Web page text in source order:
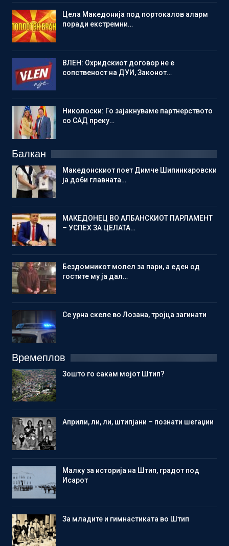
Цела Македонија под портокалов аларм
поради екстремни…
ВЛЕН: Охридскиот договор не е
сопственост на ДУИ, Законот…
Николоски: Го зајакнуваме партнерството
со САД преку…
Балкан
Македонскиот поет Димче Шипинкаровски
ја доби главната…
МАКЕДОНЕЦ ВО АЛБАНСКИОТ ПАРЛАМЕНТ
– УСПЕХ ЗА ЦЕЛАТА…
Бездомникот молел за пари, а еден од
гостите му ја дал…
Се урна скеле во Лозана, тројца загинати
Времеплов
Зошто го сакам мојот Штип?
Aприли, ли, ли, штипјани – познати шегаџии
Малку за историја на Штип, градот под
Исарот
Зa младите и гимнастиката во Штип